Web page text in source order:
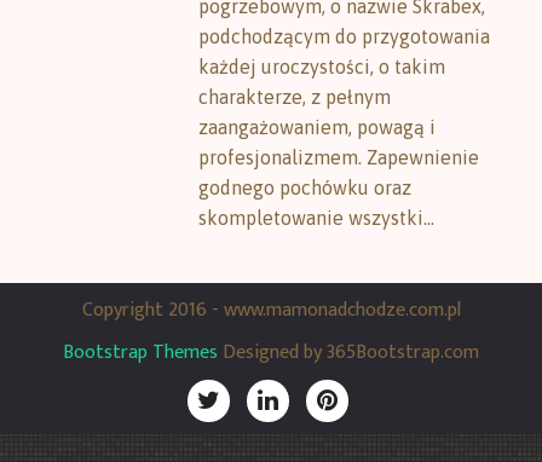
pogrzebowym, o nazwie Skrabex,
podchodzącym do przygotowania
każdej uroczystości, o takim
charakterze, z pełnym
zaangażowaniem, powagą i
profesjonalizmem. Zapewnienie
godnego pochówku oraz
skompletowanie wszystki...
Copyright 2016 - www.mamonadchodze.com.pl
Bootstrap Themes Designed by 365Bootstrap.com